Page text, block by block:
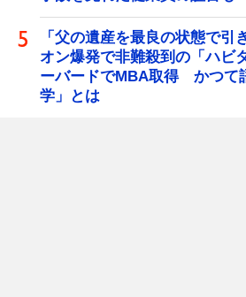
「父の遺産を最良の状態で
オン爆発で非難殺到の「ハビ
ーバードでMBA取得 かつて
学」とは